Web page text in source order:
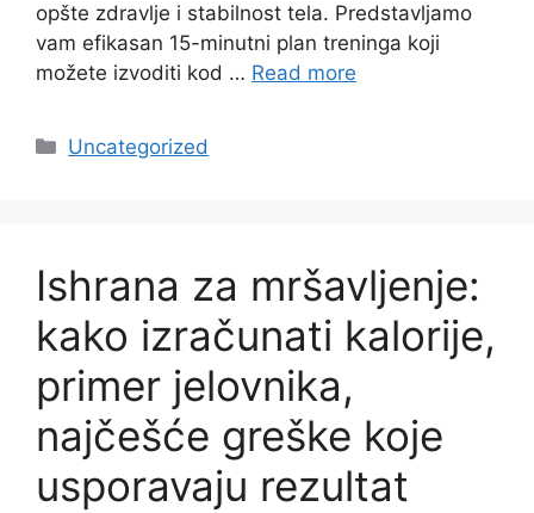
opšte zdravlje i stabilnost tela. Predstavljamo
vam efikasan 15-minutni plan treninga koji
možete izvoditi kod … Read more
Categories
Uncategorized
Ishrana za mršavljenje:
kako izračunati kalorije,
primer jelovnika,
najčešće greške koje
usporavaju rezultat